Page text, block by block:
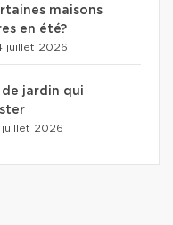
maisons
en été?
juillet 2026
de jardin qui
juillet 2026